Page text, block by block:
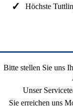
Höchste
Bitte stellen Sie uns
Unser
Sie erreichen uns